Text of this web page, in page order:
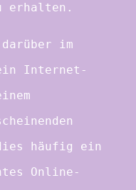
erhalten.
im
Internet-
häufig ein
Online-